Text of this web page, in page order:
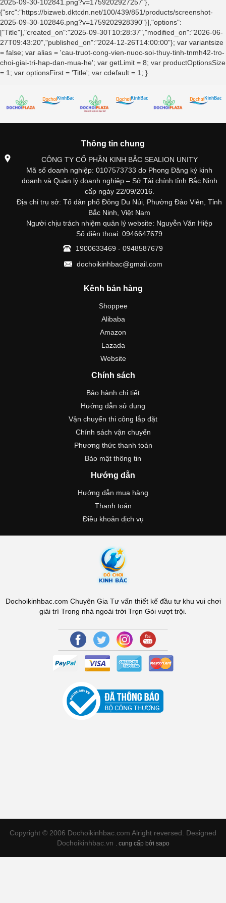
2025-09-30-102841.png?v=1759202927257"},
{"src":"https://bizweb.dktcdn.net/100/439/851/products/screenshot-
2025-09-30-102846.png?v=1759202928390"}],"options":
["Title"],"created_on":"2025-09-30T10:28:37","modified_on":"2026-06-
27T09:43:20","published_on":"2024-12-26T14:00:00"}; var variantsize
= false; var alias = 'cau-truot-cong-vien-nuoc-soi-thuy-tinh-tnmh42-tro-
choi-giai-tri-hap-dan-mua-he'; var getLimit = 8; var productOptionsSize
= 1; var optionsFirst = 'Title'; var cdefault = 1; }
Thông tin chung
CÔNG TY CỔ PHẦN KINH BẮC SEALION UNITY
Mã số doanh nghiệp: 0107573733 do Phong Đăng ký kinh
doanh và Quản lý doanh nghiệp – Sở Tài chính tỉnh Bắc Ninh
cấp ngày 22/09/2016.
Địa chỉ trụ sở: Tổ dân phố Đông Du Núi, Phường Đào Viên, Tỉnh
Bắc Ninh, Việt Nam
Người chịu trách nhiệm quản lý website: Nguyễn Văn Hiệp
Số điện thoại: 0946647679
1900633469 - 0948587679
dochoikinhbac@gmail.com
Kênh bán hàng
Shoppee
Alibaba
Amazon
Lazada
Website
Chính sách
Bảo hành chi tiết
Hướng dẫn sử dụng
Vận chuyển thi công lắp đặt
Chính sách vận chuyển
Phương thức thanh toán
Bảo mật thông tin
Hướng dẫn
Hướng dẫn mua hàng
Thanh toán
Điều khoản dịch vụ
Dochoikinhbac.com Chuyên Gia Tư vấn thiết kế đầu tư khu vui chơi
giải trí Trong nhà ngoài trời Trọn Gói vượt trội.
Copyright © 2006 Dochoikinhbac.com Alright reversed. Designed
Dochoikinhbac.vn . cung cấp bởi sapo